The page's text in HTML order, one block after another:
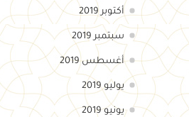
أكتوبر 2019
سبتمبر 2019
أغسطس 2019
يوليو 2019
يونيو 2019